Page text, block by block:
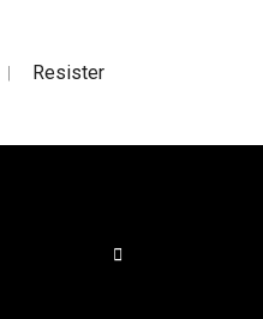
| Resister